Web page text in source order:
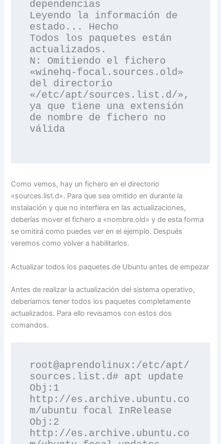
dependencias
Leyendo la información de
estado... Hecho
Todos los paquetes están
actualizados.
N: Omitiendo el fichero
«winehq-focal.sources.old»
del directorio
«/etc/apt/sources.list.d/»,
ya que tiene una extensión
de nombre de fichero no
válida
Como vemos, hay un fichero en el directorio
«sources.list.d». Para que sea omitido en durante la
instalación y que no interfiera en las actualizaciones,
deberías mover el fichero a «nombre.old» y de esta forma
se omitirá como puedes ver en el ejemplo. Después
veremos como volver a habilitarlos.
Actualizar todos los paquetes de Ubuntu antes de empezar
Antes de realizar la actualización del sistema operativo,
deberíamos tener todos los paquetes completamente
actualizados. Para ello revisamos con estos dos
comandos.
root@aprendolinux:/etc/apt/
sources.list.d# apt update
Obj:1
http://es.archive.ubuntu.co
m/ubuntu focal InRelease
Obj:2
http://es.archive.ubuntu.co